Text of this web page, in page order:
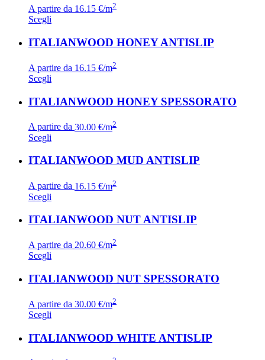
A partire da 16.15 €/m2
Scegli
ITALIANWOOD HONEY ANTISLIP
A partire da 16.15 €/m2
Scegli
ITALIANWOOD HONEY SPESSORATO
A partire da 30.00 €/m2
Scegli
ITALIANWOOD MUD ANTISLIP
A partire da 16.15 €/m2
Scegli
ITALIANWOOD NUT ANTISLIP
A partire da 20.60 €/m2
Scegli
ITALIANWOOD NUT SPESSORATO
A partire da 30.00 €/m2
Scegli
ITALIANWOOD WHITE ANTISLIP